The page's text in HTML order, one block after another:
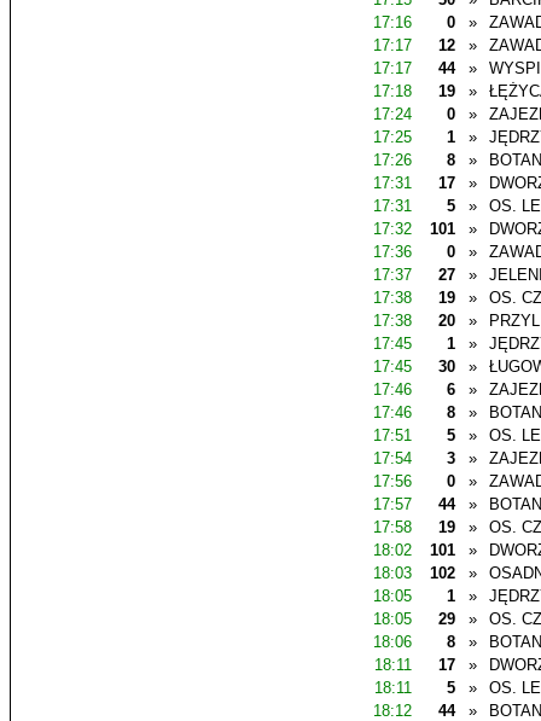
17:16
0 »
17:17
12 »
17:17
44 »
17:18
19 »
17:24
0 »
17:25
1 »
17:26
8 »
17:31
17 »
17:31
5 »
OS.
17:32
101 »
17:36
0 »
17:37
27 »
17:38
19 »
OS.
17:38
20 »
17:45
1 »
17:45
30 »
17:46
6 »
17:46
8 »
17:51
5 »
OS.
17:54
3 »
17:56
0 »
17:57
44 »
17:58
19 »
OS.
18:02
101 »
18:03
102 »
18:05
1 »
18:05
29 »
OS.
18:06
8 »
18:11
17 »
18:11
5 »
OS.
18:12
44 »